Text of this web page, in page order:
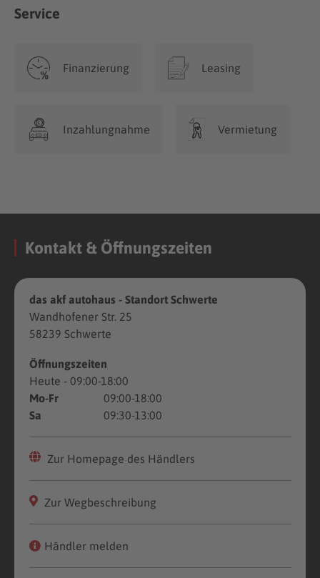
Service
Finanzierung Leasing
Inzahlungnahme Vermietung
Kontakt & Öffnungszeiten
das akf autohaus - Standort Schwerte
Wandhofener Str. 25
58239 Schwerte
Öffnungszeiten
Heute - 09:00-18:00
Mo-Fr
09:00-18:00
Sa
09:30-13:00
Zur Homepage des Händlers
Zur Wegbeschreibung
Händler melden